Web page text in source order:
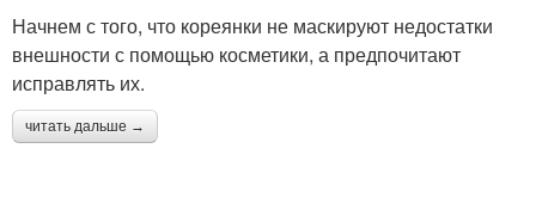
Начнем с того, что кореянки не маскируют недостатки
внешности с помощью косметики, а предпочитают
исправлять их.
читать дальше →